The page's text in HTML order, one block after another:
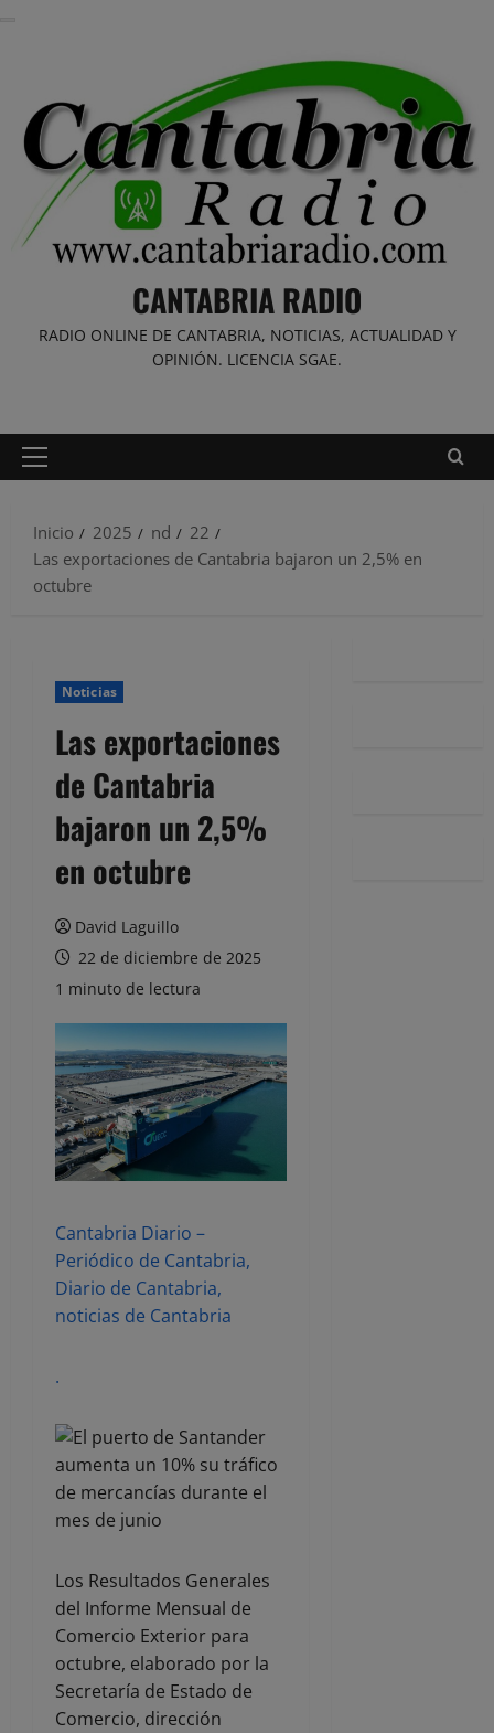
CANTABRIA RADIO
RADIO ONLINE DE CANTABRIA, NOTICIAS, ACTUALIDAD Y
OPINIÓN. LICENCIA SGAE.
Menú
Inicio
2025 nd
22
Las exportaciones de Cantabria bajaron un 2,5% en
octubre
Noticias
Las exportaciones
de Cantabria
bajaron un 2,5%
en octubre
David Laguillo
22 de diciembre de 2025
1 minuto de lectura
Cantabria Diario –
Periódico de Cantabria,
Diario de Cantabria,
noticias de Cantabria
.
Los Resultados Generales
del Informe Mensual de
Comercio Exterior para
octubre, elaborado por la
Secretaría de Estado de
Comercio, dirección